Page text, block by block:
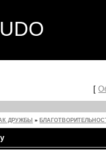
[
ДРУЖБЫ »